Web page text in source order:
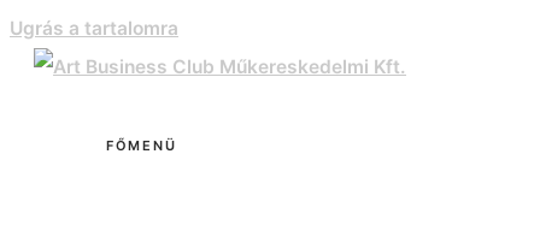
Ugrás a tartalomra
FŐMENÜ